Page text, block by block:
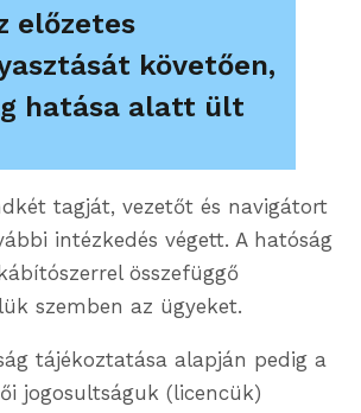
előzetes
követően,
hatása alatt ült
tagját, vezetőt és navigátort
intézkedés végett. A hatóság
összefüggő
szemben az ügyeket.
tájékoztatása alapján pedig a
jogosultságuk (licencük)